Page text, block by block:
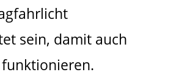
sein, damit auch